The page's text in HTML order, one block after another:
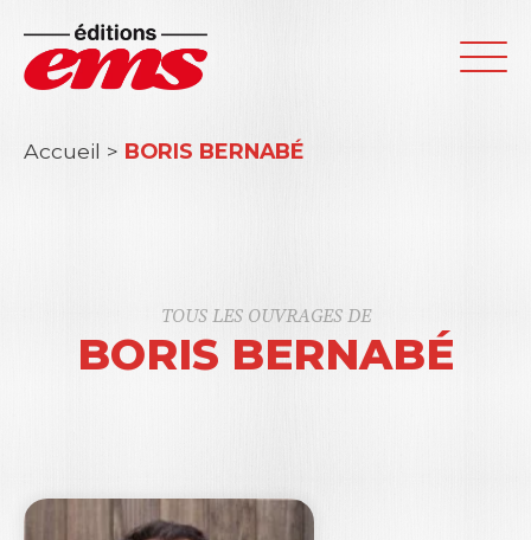
Accueil > BORIS BERNABÉ
TOUS LES OUVRAGES DE
BORIS BERNABÉ